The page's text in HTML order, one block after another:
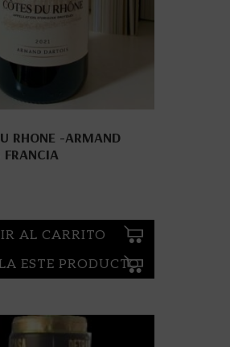
RHONE -ARMAND
FRANCIA
AL CARRITO
ESTE PRODUCTO